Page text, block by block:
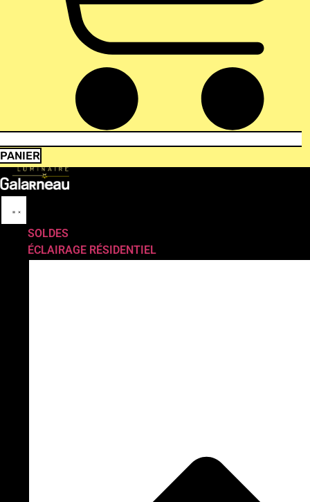
PANIER
SOLDES
ÉCLAIRAGE RÉSIDENTIEL